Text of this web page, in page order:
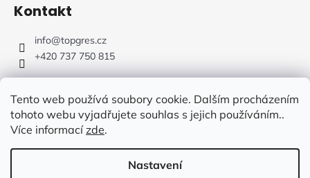
Tento web používá soubory cookie. Dalším procházením
tohoto webu vyjadřujete souhlas s jejich používáním..
Více informacízde.
Nastavení
Kontakt
info@topgres.cz
+420 737 750 815